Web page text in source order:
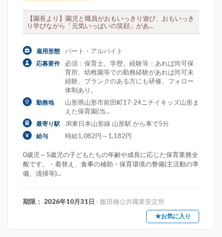
【園長より】園児と職員がおもいっきり遊び、おもいっき
り学びながら「元気いっぱいの笑顔」があ...
雇用形態 パート・アルバイト
応募要件
必須：保育士。学歴。経験等：あれば尚可保
育所、幼稚園等での勤務経験があれば尚可未
経験、ブランクのある方にも研修、フォロー
体制あり。
勤務地
山形県山形市前田町17-24ニチイキッズ山形ま
えた保育園(当...
最寄り駅 JR東日本山形線 山形駅 から車で5分
給与 時給1,082円～1,182円
0歳児～5歳児の子どもたちの年齢や成長に応じた保育業務全
般です。・着替え、食事の補助・保育環境の整備(主活動の準
備、清掃等)...
期限： 2026年10月31日 - 飯田橋公共職業安定所
★お気に入り